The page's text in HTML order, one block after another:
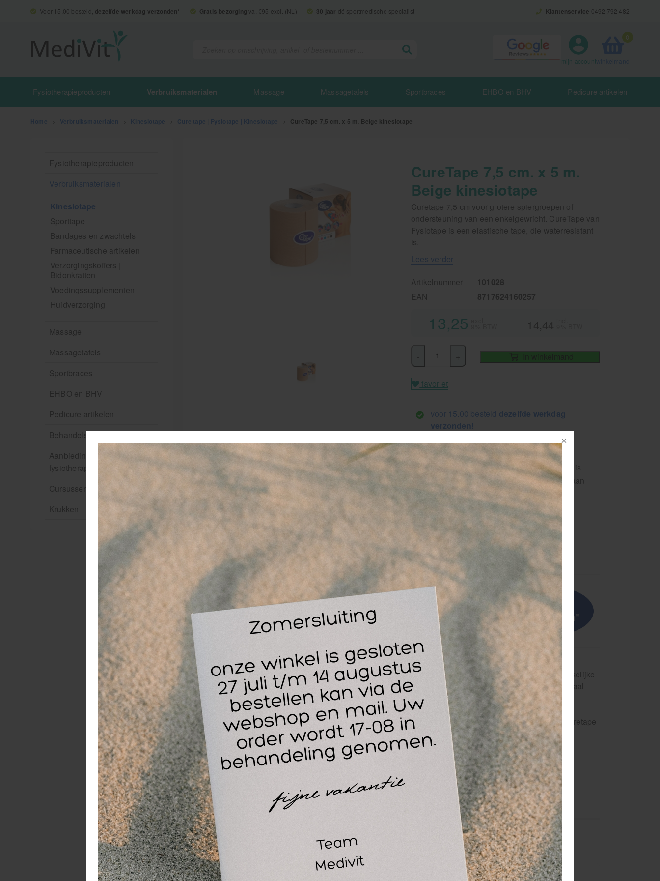
Voor 15.00 besteld, dezelfde werkdag verzonden* Gratis bezorging va. €95 excl. (NL) 30 jaar dé sportmedische specialist Klantenservice 0492 792 482
0
mijn account
Fysiotherapieproducten Verbruiksmaterialen Massage Massagetafels Sportbraces EHBO en BHV Pedicure artikelen
Home Verbruiksmaterialen Kinesiotape Cure tape | Fysiotape | Kinesiotape CureTape 7,5 cm. x 5 m. Beige kinesiotape
Fysiotherapieproducten
Verbruiksmaterialen
Kinesiotape
Sporttape
Bandages en zwachtels
Farmaceutische artikelen
Verzorgingskoffers |
Bidonkratten
Voedingssupplementen
Huidverzorging
Massage
Massagetafels
Sportbraces
EHBO en BHV
Pedicure artikelen
Behandelstoel elektrisch
Aanbiedingen groothandel
fysiotherapie en massage
Cursussen
Krukken
CureTape 7,5 cm. x 5 m.
Beige kinesiotape
Curetape 7,5 cm voor grotere spiergroepen of
ondersteuning van een enkelgewricht. CureTape van
Fysiotape is een elastische tape, die waterresistant
is.
Lees verder
Artikelnummer
101028
EAN
8717624160257
13,25 14,44
In winkelmand
favoriet
voor 15.00 besteld dezelfde werkdag
verzonden!
CureTape 7,5 cm. x 5 meter uit voorraad
leverbaar
Vandaag besteld, de volgende dag in huis
Vragen over kinesiotape? Stel je vraag aan
één van onze medewerkers.
CureTape 7,5 cm x 5 meter beige
CureTape - Kinesiotape - Fysiotape wordt gebruikt volgens het Medical Taping
Concept (Kinesiotaping).
Met dit tapeconcept kan men naast een stabi-liserend effect op gewrichten,
ook spierfuncties stimuleren en revalidatievoordelen van lymfe-drainage
Curetape 7,5 cm. kun je net als normale kinesiotape 5 cm. gebruiken voor het
tapen van spieren en ligamenten maar ook voor het tapen van Lymfesysteem en gewrichten. Het makkelijke
van de 7,5 cm. curetape is dat je door de extra breedte direct een groter oppervlak te pakken hebt. Ideaal
voor dijbeen en rug bijvoorbeeld.
Maar Curetape 7,5 cm. wordt ook veel toegepast bij de sport. Enkelblessures worden steeds vaker
behandeld met kinesiotape. Reguliere sporttape beperkt de beweging van het enkelgewricht maar Curetape
behoud de functie van het gewricht en geeft toch stabilieteit. Mits goed aangebracht!
Curetape 7,5 cm. is een elastische tape met katoen toplaag. Deze rekbare tape is ademend en
waterbestendig.
De tape is per rol te bestellen, in een doosje zitten 4 rollen van 7,5 cm CureTape.
Wellicht ook interessant